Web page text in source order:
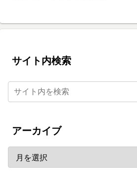
サイト内検索
アーカイブ